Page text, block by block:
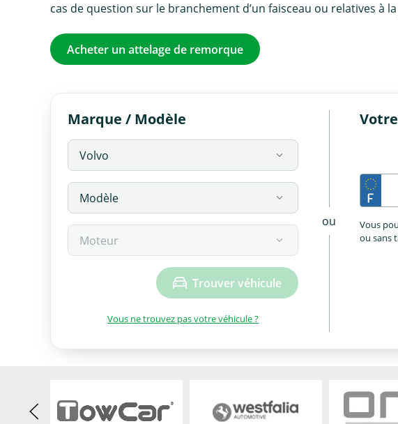
cas de question sur le branchement d’un faisceau ou relatives à
Acheter un attelage de remorque
Marque / Modèle
Trouver véhicule
Vous ne trouvez pas votre véhicule ?
ou
Vous
ou sans